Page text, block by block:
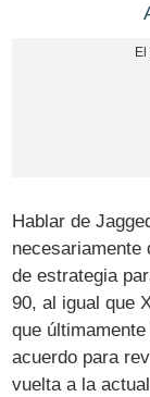
Hablar de
necesariamente
de estrategia
90, al igual que
que
acuerdo para
vuelta a la